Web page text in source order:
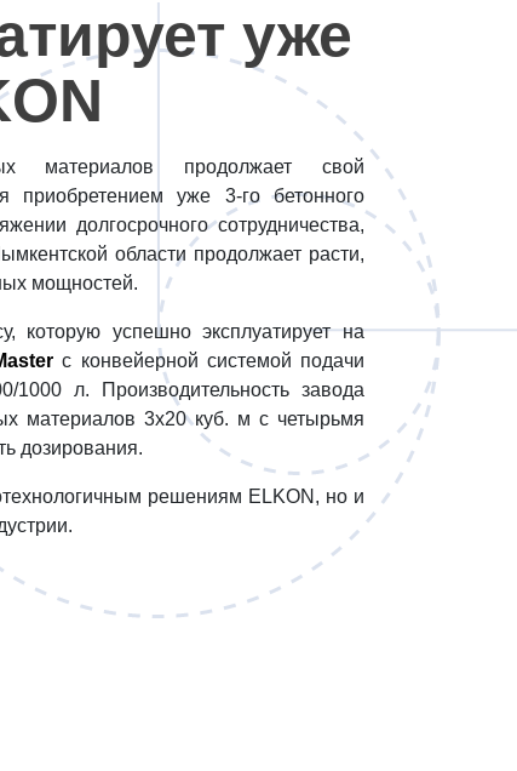
уже
материалов продолжает свой
приобретением уже 3-го бетонного
долгосрочного сотрудничества,
области продолжает расти,
мощностей.
которую успешно эксплуатирует на
с конвейерной системой подачи
1000 л. Производительность завода
материалов 3х20 куб. м с четырьмя
дозирования.
решениям ELKON, но и